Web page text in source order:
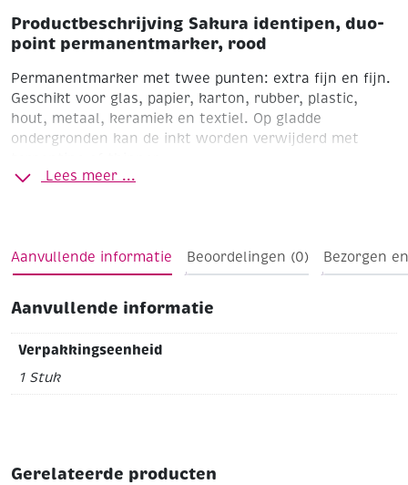
Productbeschrijving Sakura identipen, duo-
point permanentmarker, rood
Permanentmarker met twee punten: extra fijn en fijn.
Geschikt voor glas, papier, karton, rubber, plastic,
hout, metaal, keramiek en textiel. Op gladde
ondergronden kan de inkt worden verwijderd met
Lees meer ...
Aanvullende informatie Beoordelingen (0) Bezorgen
Aanvullende informatie
Verpakkingseenheid
1 Stuk
Gerelateerde producten